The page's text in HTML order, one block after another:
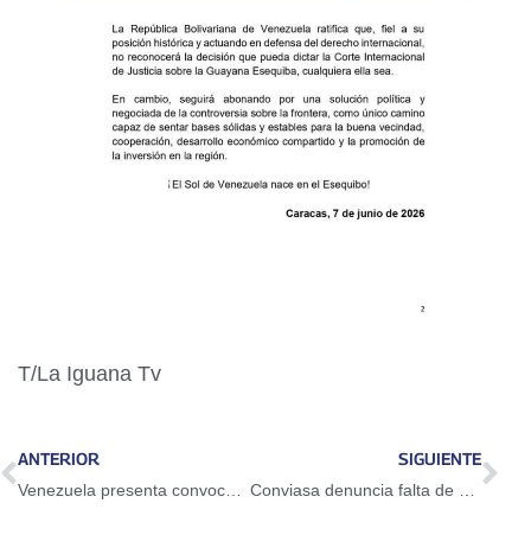
T/La Iguana Tv
ANTERIOR
Venezuela presenta convocadas para AmeriCup U18 Femenino
SIGUIENTE
Conviasa denuncia falta de condiciones mínimas de asistencia aeroportuaria en Jamaica